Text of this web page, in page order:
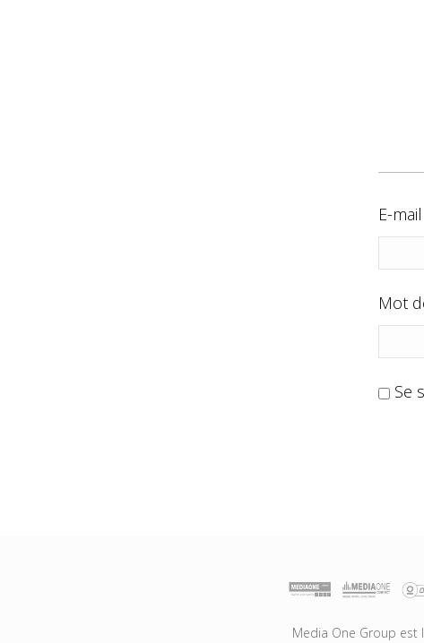
E-mail
Mot
Se
Media One Group est